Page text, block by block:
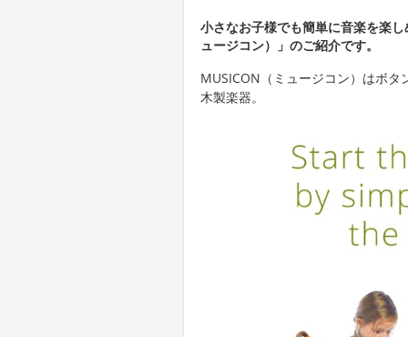
小さなお子様でも簡単に音楽を楽
ュージコン）」のご紹介です。
MUSICON（ミュージコン）はボ
木製楽器。